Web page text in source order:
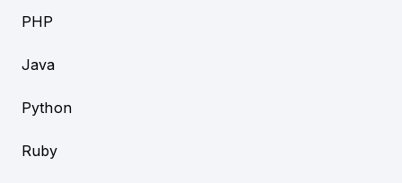
PHP
Java
Python
Ruby